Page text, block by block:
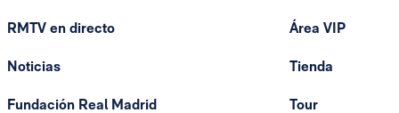
RMTV en directo
Noticias
Fundación Real Madrid
Área VIP
Tienda
Tour